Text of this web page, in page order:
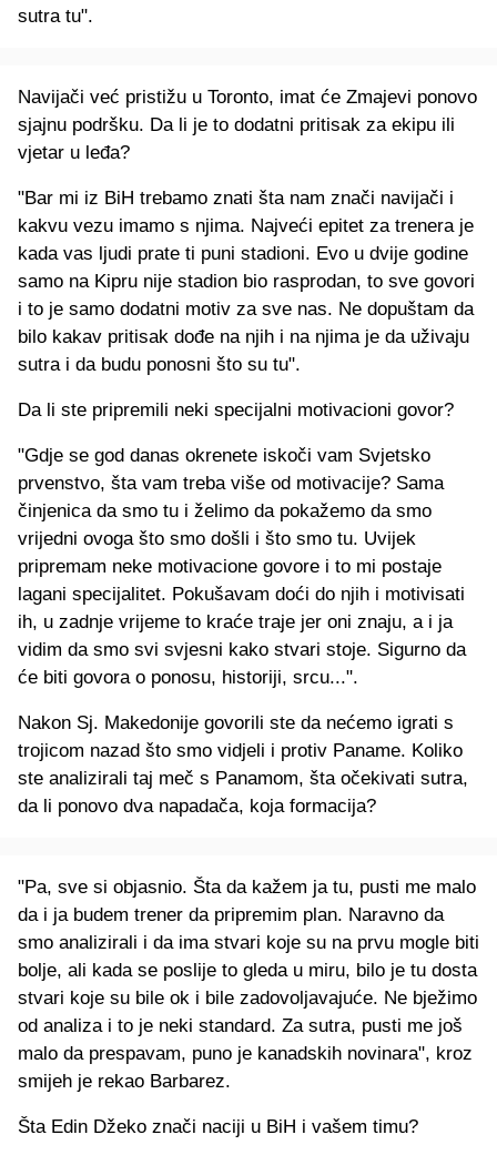
sutra tu".
Navijači već pristižu u Toronto, imat će Zmajevi ponovo
sjajnu podršku. Da li je to dodatni pritisak za ekipu ili
vjetar u leđa?
"Bar mi iz BiH trebamo znati šta nam znači navijači i
kakvu vezu imamo s njima. Najveći epitet za trenera je
kada vas ljudi prate ti puni stadioni. Evo u dvije godine
samo na Kipru nije stadion bio rasprodan, to sve govori
i to je samo dodatni motiv za sve nas. Ne dopuštam da
bilo kakav pritisak dođe na njih i na njima je da uživaju
sutra i da budu ponosni što su tu".
Da li ste pripremili neki specijalni motivacioni govor?
"Gdje se god danas okrenete iskoči vam Svjetsko
prvenstvo, šta vam treba više od motivacije? Sama
činjenica da smo tu i želimo da pokažemo da smo
vrijedni ovoga što smo došli i što smo tu. Uvijek
pripremam neke motivacione govore i to mi postaje
lagani specijalitet. Pokušavam doći do njih i motivisati
ih, u zadnje vrijeme to kraće traje jer oni znaju, a i ja
vidim da smo svi svjesni kako stvari stoje. Sigurno da
će biti govora o ponosu, historiji, srcu...".
Nakon Sj. Makedonije govorili ste da nećemo igrati s
trojicom nazad što smo vidjeli i protiv Paname. Koliko
ste analizirali taj meč s Panamom, šta očekivati sutra,
da li ponovo dva napadača, koja formacija?
"Pa, sve si objasnio. Šta da kažem ja tu, pusti me malo
da i ja budem trener da pripremim plan. Naravno da
smo analizirali i da ima stvari koje su na prvu mogle biti
bolje, ali kada se poslije to gleda u miru, bilo je tu dosta
stvari koje su bile ok i bile zadovoljavajuće. Ne bježimo
od analiza i to je neki standard. Za sutra, pusti me još
malo da prespavam, puno je kanadskih novinara", kroz
smijeh je rekao Barbarez.
Šta Edin Džeko znači naciji u BiH i vašem timu?